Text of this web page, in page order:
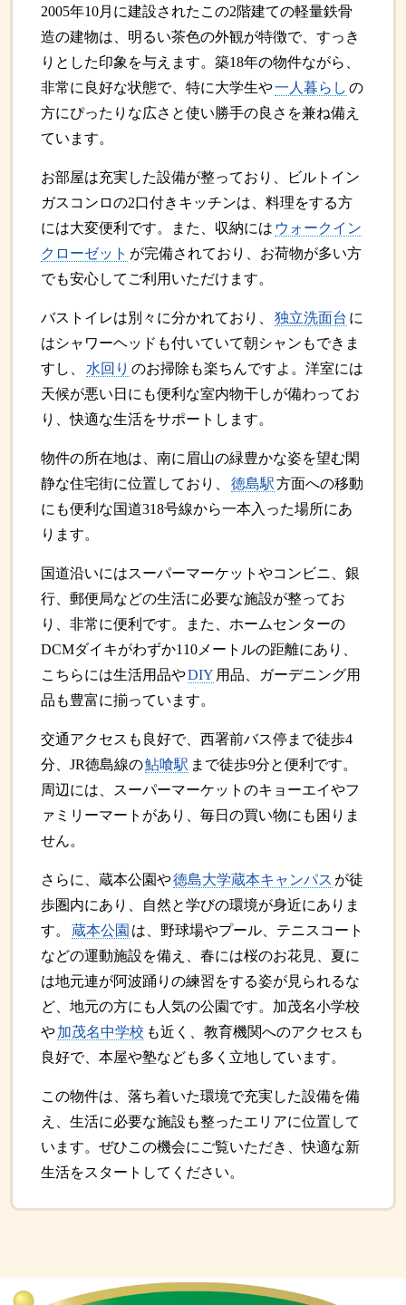
2005年10月に建設されたこの2階建ての軽量鉄骨
造の建物は、明るい茶色の外観が特徴で、すっき
りとした印象を与えます。築18年の物件ながら、
非常に良好な状態で、特に大学生や一人暮らし の
方にぴったりな広さと使い勝手の良さを兼ね備え
ています。
お部屋は充実した設備が整っており、ビルトイン
ガスコンロの2口付きキッチンは、料理をする方
には大変便利です。また、収納には ウォークイン
クローゼット が完備されており、お荷物が多い方
でも安心してご利用いただけます。
バストイレは別々に分かれており、 独立洗面台 に
はシャワーヘッドも付いていて朝シャンもできま
すし、
水回り のお掃除も楽ちんですよ。洋室には
天候が悪い日にも便利な室内物干しが備わってお
り、快適な生活をサポートします。
物件の所在地は、南に眉山の緑豊かな姿を望む閑
静な住宅街に位置しており、
徳島駅方面への移動
にも便利な国道318号線から一本入った場所にあ
ります。
国道沿いにはスーパーマーケットやコンビニ、銀
行、郵便局などの生活に必要な施設が整ってお
り、非常に便利です。また、ホームセンターの
DCMダイキがわずか110メートルの距離にあり、
こちらには生活用品やDIY 用品、ガーデニング用
品も豊富に揃っています。
交通アクセスも良好で、西署前バス停まで徒歩4
分、JR徳島線の鮎喰駅 まで徒歩9分と便利です。
周辺には、スーパーマーケットのキョーエイやフ
ァミリーマートがあり、毎日の買い物にも困りま
せん。
さらに、蔵本公園や徳島大学蔵本キャンパス が徒
歩圏内にあり、自然と学びの環境が身近にありま
す。
蔵本公園 は、野球場やプール、テニスコート
などの運動施設を備え、春には桜のお花見、夏に
は地元連が阿波踊りの練習をする姿が見られるな
ど、地元の方にも人気の公園です。加茂名小学校
や加茂名中学校 も近く、教育機関へのアクセスも
良好で、本屋や塾なども多く立地しています。
この物件は、落ち着いた環境で充実した設備を備
え、生活に必要な施設も整ったエリアに位置して
います。ぜひこの機会にご覧いただき、快適な新
生活をスタートしてください。